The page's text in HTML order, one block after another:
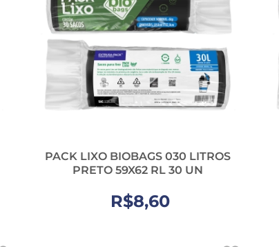
PACK LIXO BIOBAGS 030 LITROS
PRETO 59X62 RL 30 UN
R$8,60